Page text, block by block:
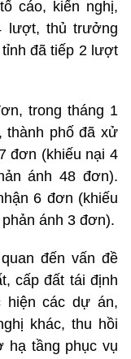
cáo, kiến nghị,
lượt, thủ trưởng
đã tiếp 2 lượt
trong tháng 1
thành phố đã xử
đơn (khiếu nại 4
ánh 48 đơn).
6 đơn (khiếu
ánh 3 đơn).
đến vấn đề
cấp đất tái định
các dự án,
khác, thu hồi
hạ tầng phục vụ